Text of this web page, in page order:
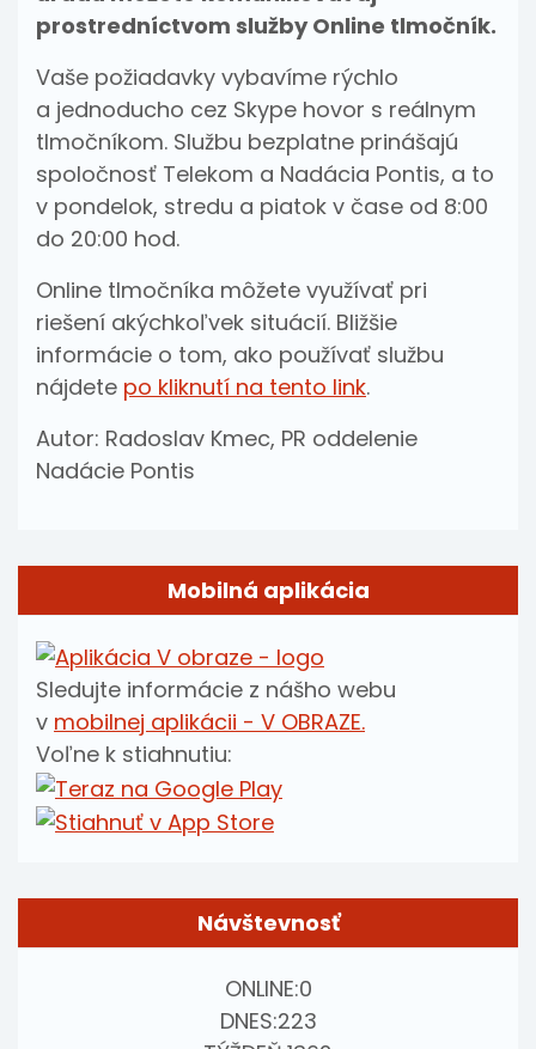
prostredníctvom služby Online tlmočník.
Vaše požiadavky vybavíme rýchlo
a jednoducho cez Skype hovor s reálnym
tlmočníkom. Službu bezplatne prinášajú
spoločnosť Telekom a Nadácia Pontis, a to
v pondelok, stredu a piatok v čase od 8:00
do 20:00 hod.
Online tlmočníka môžete využívať pri
riešení akýchkoľvek situácií. Bližšie
informácie o tom, ako používať službu
nájdete po kliknutí na tento link.
Autor: Radoslav Kmec, PR oddelenie
Nadácie Pontis
Mobilná aplikácia
Sledujte informácie z nášho webu
v mobilnej aplikácii - V OBRAZE.
Voľne k stiahnutiu:
Návštevnosť
ONLINE:0
DNES:223